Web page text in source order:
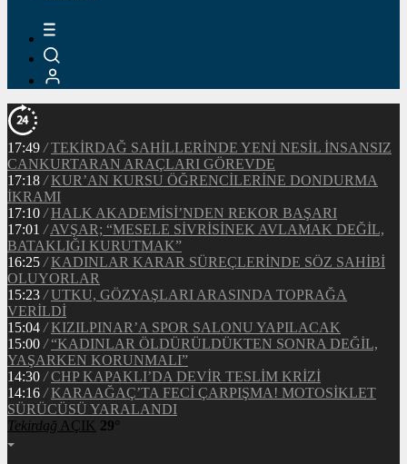
17:49 / TEKİRDAĞ SAHİLLERİNDE YENİ NESİL İNSANSIZ
CANKURTARAN ARAÇLARI GÖREVDE
17:18 / KUR’AN KURSU ÖĞRENCİLERİNE DONDURMA
İKRAMI
17:10 / HALK AKADEMİSİ’NDEN REKOR BAŞARI
17:01 / AVŞAR; “MESELE SİVRİSİNEK AVLAMAK DEĞİL,
BATAKLIĞI KURUTMAK”
16:25 / KADINLAR KARAR SÜREÇLERİNDE SÖZ SAHİBİ
OLUYORLAR
15:23 / UTKU, GÖZYAŞLARI ARASINDA TOPRAĞA
VERİLDİ
15:04 / KIZILPINAR’A SPOR SALONU YAPILACAK
15:00 / “KADINLAR ÖLDÜRÜLDÜKTEN SONRA DEĞİL,
YAŞARKEN KORUNMALI”
14:30 / CHP KAPAKLI’DA DEVİR TESLİM KRİZİ
14:16 / KARAAĞAÇ’TA FECİ ÇARPIŞMA! MOTOSİKLET
SÜRÜCÜSÜ YARALANDI
Tekirdağ AÇIK 29°